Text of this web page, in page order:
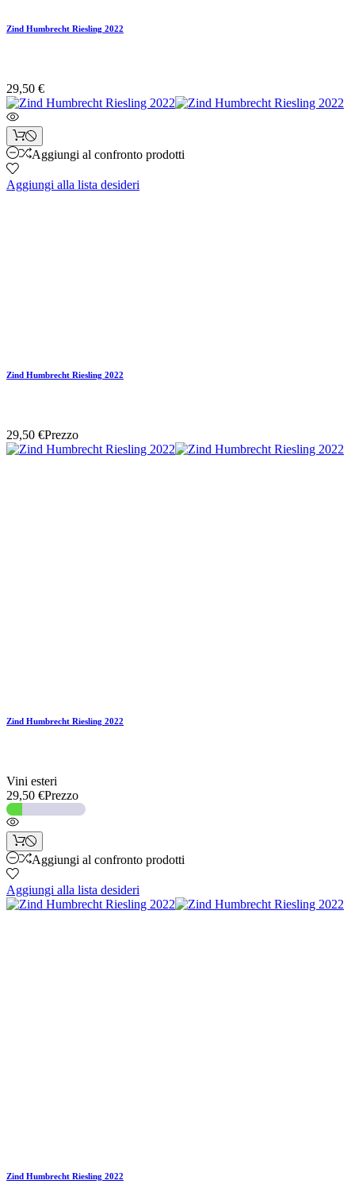
Zind Humbrecht Riesling 2022
29,50 €
Aggiungi al confronto prodotti
Aggiungi alla lista desideri
Zind Humbrecht Riesling 2022
29,50 €Prezzo
Zind Humbrecht Riesling 2022
Vini esteri
29,50 €Prezzo
Aggiungi al confronto prodotti
Aggiungi alla lista desideri
Zind Humbrecht Riesling 2022